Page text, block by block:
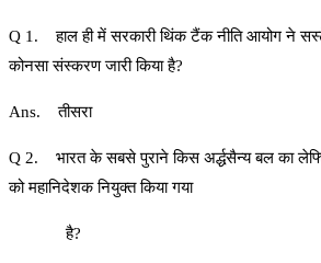
Q 1. हाल ही में सरकारी थिंक टैंक नीति आयोग ने
कोनसा संस्करण जारी किया है?
Ans. तीसरा
Q 2. भारत के सबसे पुराने किस अर्द्धसैन्य बल का
को महानिदेशक नियुक्त किया गया
है?